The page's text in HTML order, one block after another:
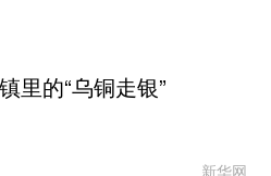
里的“乌铜走银”
新华网